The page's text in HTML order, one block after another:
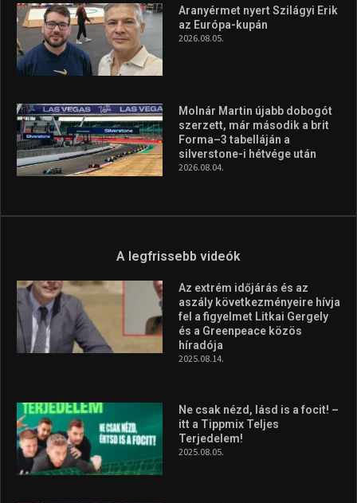
Aranyérmet nyert Szilágyi Erik
az Európa-kupán
2026.08.05.
Molnár Martin újabb dobogót
szerzett, már második a brit
Forma–3 tabelláján a
silverstone-i hétvége után
2026.08.04.
A legfrissebb videók
Az extrém időjárás és az
aszály következményeire hívja
fel a figyelmet Litkai Gergely
és a Greenpeace közös
híradója
2025.08.14.
Ne csak nézd, lásd is a focit! –
itt a Tippmix Teljes
Terjedelem!
2025.08.05.